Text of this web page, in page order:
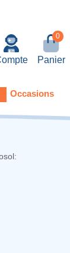
0
Panier
Occasions